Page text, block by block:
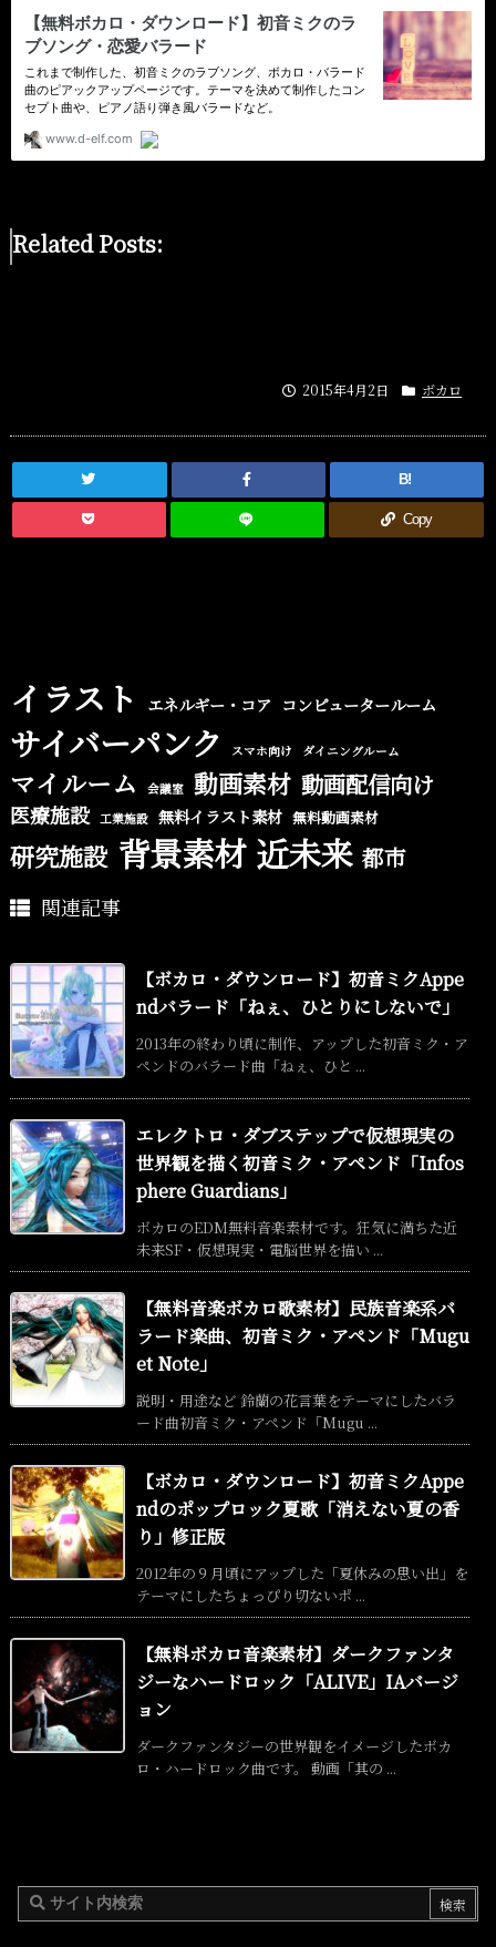
Related Posts:
2015年4月2日 ボカロ
B!
Copy
イラスト エネルギー・コア コンピュータールーム
サイバーパンク スマホ向け ダイニングルーム
マイルーム 会議室 動画素材 動画配信向け
医療施設 工業施設 無料イラスト素材 無料動画素材
研究施設 背景素材 近未来 都市
関連記事
【ボカロ・ダウンロード】初音ミクAppe
ndバラード「ねぇ、ひとりにしないで」
2013年の終わり頃に制作、アップした初音ミク・ア
ペンドのバラード曲「ねぇ、ひと ...
エレクトロ・ダブステップで仮想現実の
世界観を描く初音ミク・アペンド「Infos
phere Guardians」
ボカロのEDM無料音楽素材です。狂気に満ちた近
未来SF・仮想現実・電脳世界を描い ...
【無料音楽ボカロ歌素材】民族音楽系バ
ラード楽曲、初音ミク・アペンド「Mugu
et Note」
説明・用途など 鈴蘭の花言葉をテーマにしたバラ
ード曲初音ミク・アペンド「Mugu ...
【ボカロ・ダウンロード】初音ミクAppe
ndのポップロック夏歌「消えない夏の香
り」修正版
2012年の９月頃にアップした「夏休みの思い出」を
テーマにしたちょっぴり切ないポ ...
【無料ボカロ音楽素材】ダークファンタ
ジーなハードロック「ALIVE」IAバージ
ョン
ダークファンタジーの世界観をイメージしたボカ
ロ・ハードロック曲です。 動画「其の ...